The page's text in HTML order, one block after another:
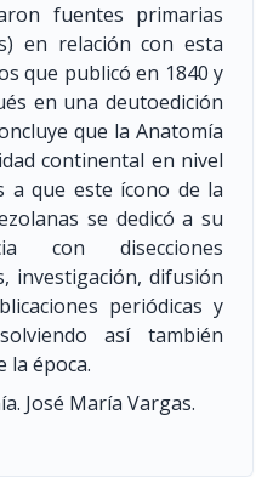
fuentes primarias
en relación con esta
que publicó en 1840 y
en una deutoedición
que la Anatomía
continental en nivel
a que este ícono de la
se dedicó a su
con disecciones
investigación, difusión
periódicas y
así también
la época.
José María Vargas.